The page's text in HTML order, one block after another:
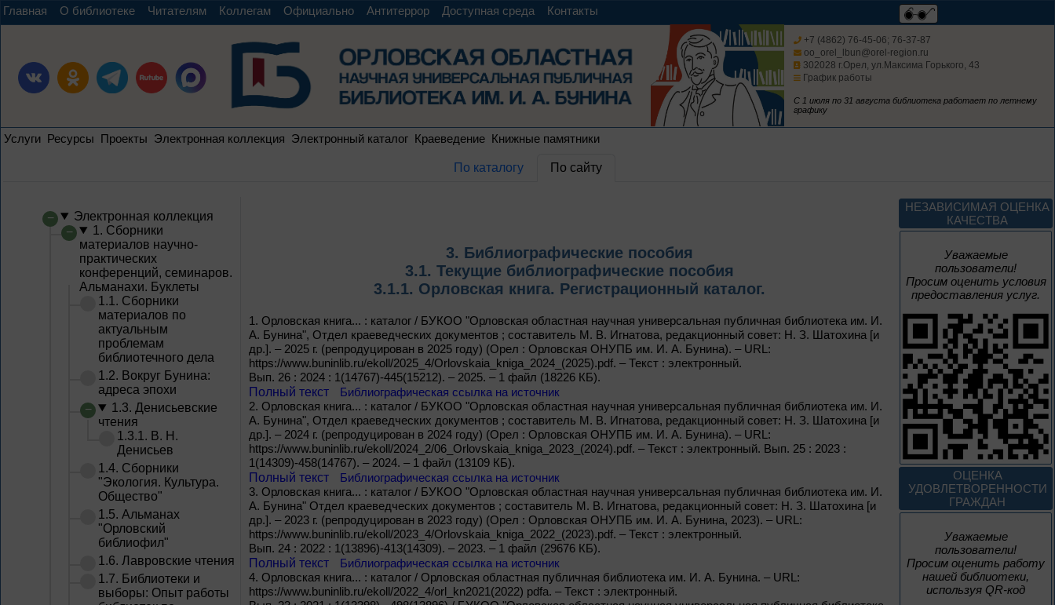
Главная О библиотеке Читателям Коллегам Официально Антитеррор Доступная среда Контакты
+7 (4862) 76-45-06; 76-37-87
oo_orel_lbun@orel-region.ru
302028 г.Орел, ул.Максима Горького, 43
График работы
С 1 июля по 31 августа библиотека работает по летнему
графику
Услуги Ресурсы Проекты Электронная коллекция Электронный каталог Краеведение Книжные памятники
По каталогу По сайту
Электронная коллекция
1. Сборники
материалов научно-
практических
конференций, семинаров.
Альманахи. Буклеты
1.1. Сборники
материалов по
актуальным
проблемам
библиотечного дела
1.2. Вокруг Бунина:
адреса эпохи
1.3. Денисьевские
чтения
1.3.1. В. Н.
Денисьев
1.4. Сборники
"Экология. Культура.
Общество"
1.5. Альманах
"Орловский
библиофил"
1.6. Лавровские чтения
1.7. Библиотеки и
выборы: Опыт работы
3. Библиографические пособия
3.1. Текущие библиографические пособия
3.1.1. Орловская книга. Регистрационный каталог.
1. Орловская книга... : каталог / БУКОО "Орловская областная научная универсальная публичная библиотека им. И.
А. Бунина", Отдел краеведческих документов ; составитель М. В. Игнатова, редакционный совет: Н. З. Шатохина [и
др.]. – 2025 г. (репродуцирован в 2025 году) (Орел : Орловская ОНУПБ им. И. А. Бунина). – URL:
https://www.buninlib.ru/ekoll/2025_4/Orlovskaia_kniga_2024_(2025).pdf. – Текст : электронный.
Вып. 26 : 2024 : 1(14767)-445(15212). – 2025. – 1 файл (18226 КБ).
Полный текст
Библиографическая ссылка на источник
2. Орловская книга... : каталог / БУКОО "Орловская областная научная универсальная публичная библиотека им. И.
А. Бунина", Отдел краеведческих документов ; составитель М. В. Игнатова, редакционный совет: Н. З. Шатохина [и
др.]. – 2024 г. (репродуцирован в 2024 году) (Орел : Орловская ОНУПБ им. И. А. Бунина). – URL:
https://www.buninlib.ru/ekoll/2024_2/06_Orlovskaia_kniga_2023_(2024).pdf. – Текст : электронный. Вып. 25 : 2023 :
1(14309)-458(14767). – 2024. – 1 файл (13109 КБ).
Полный текст
Библиографическая ссылка на источник
3. Орловская книга... : каталог / БУКОО "Орловская областная научная универсальная публичная библиотека им. И.
А. Бунина" Отдел краеведческих документов ; составитель М. В. Игнатова, редакционный совет: Н. З. Шатохина [и
др.]. – 2023 г. (репродуцирован в 2023 году) (Орел : Орловская ОНУПБ им. И. А. Бунина, 2023). – URL:
https://www.buninlib.ru/ekoll/2023_4/Orlovskaia_kniga_2022_(2023).pdf. – Текст : электронный.
Вып. 24 : 2022 : 1(13896)-413(14309). – 2023. – 1 файл (29676 КБ).
Полный текст
Библиографическая ссылка на источник
4. Орловская книга... : каталог / Орловская областная публичная библиотека им. И. А. Бунина. – URL:
https://www.buninlib.ru/ekoll/2022_4/orl_kn2021(2022) pdfa. – Текст : электронный.
НЕЗАВИСИМАЯ ОЦЕНКА
КАЧЕСТВА
Уважаемые
пользователи!
Просим оценить условия
предоставления услуг.
ОЦЕНКА
УДОВЛЕТВОРЕННОСТИ
ГРАЖДАН
Уважаемые
пользователи!
Просим оценить работу
нашей библиотеки,
используя QR-код
До конца года
Изучаем русский
До конца года
Россия: приглашение
в путешествие
Цикл выставок литературы
До конца года
Мастера кисти:
галерея талантов
До конца года